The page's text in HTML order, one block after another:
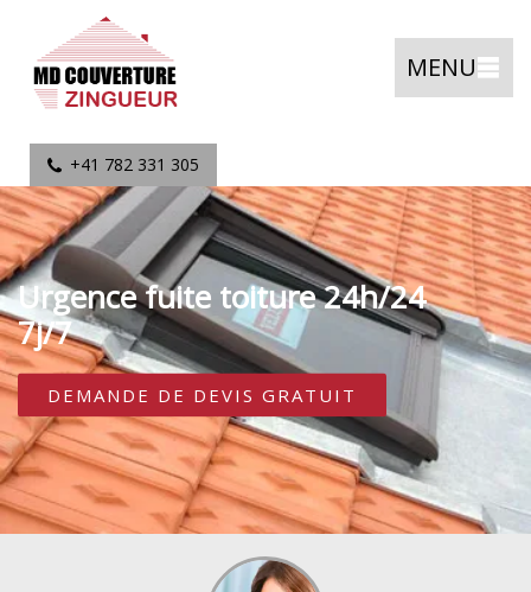
MENU
+41 782 331 305
Urgence fuite toiture 24h/24
7j/7
DEMANDE DE DEVIS GRATUIT